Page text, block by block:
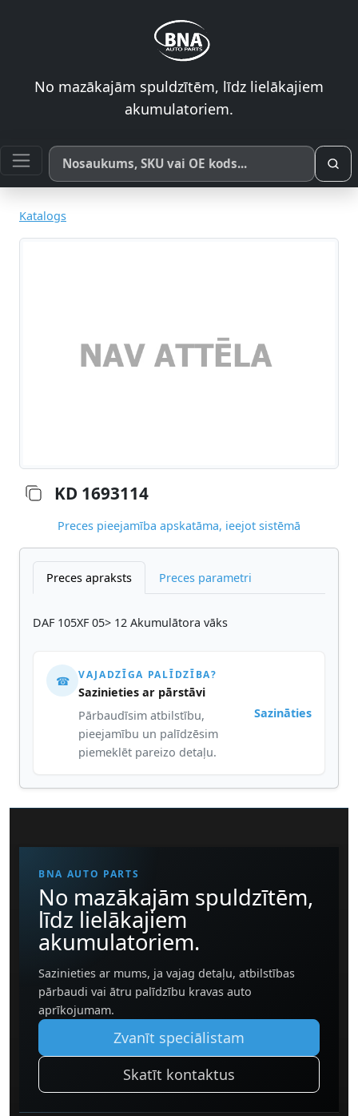
No mazākajām spuldzītēm, līdz lielākajiem
akumulatoriem.
Meklēt pēc produkta nosaukuma, SKU vai OE koda
Katalogs
KD 1693114
Preces pieejamība apskatāma, ieejot sistēmā
Preces apraksts Preces parametri
DAF 105XF 05> 12 Akumulātora vāks
☎ VAJADZĪGA PALĪDZĪBA?
Sazinieties ar pārstāvi
Pārbaudīsim atbilstību,
pieejamību un palīdzēsim
piemeklēt pareizo detaļu.
Sazināties
BNA AUTO PARTS
No mazākajām spuldzītēm,
līdz lielākajiem
akumulatoriem.
Sazinieties ar mums, ja vajag detaļu, atbilstības
pārbaudi vai ātru palīdzību kravas auto
aprīkojumam.
Zvanīt speciālistam
Skatīt kontaktus